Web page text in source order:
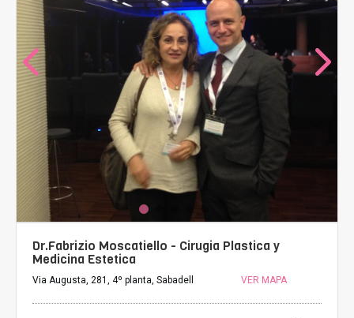
Dr.Fabrizio Moscatiello - Cirugia Plastica y
Medicina Estetica
Via Augusta, 281, 4º planta, Sabadell VER MAPA